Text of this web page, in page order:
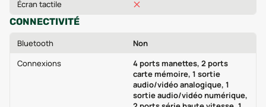
Écran tactile
CONNECTIVITÉ
Bluetooth
Non
Connexions
4 ports manettes, 2 ports
carte mémoire, 1 sortie
audio/vidéo analogique, 1
sortie audio/vidéo numérique,